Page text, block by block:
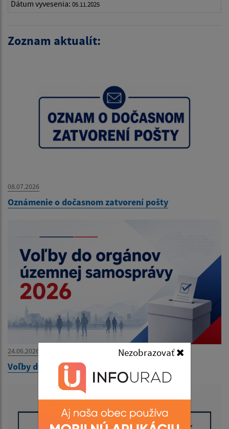
Dátum vyvesenia: 05.11.2025
Zoznam aktualít:
08.07.2026
Oznámenie o dočasnom zatvorení pošty
24.06.2026
Voľby do orgánov územnej samosprávy 2026
Nezobrazovať